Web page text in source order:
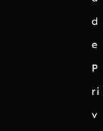
d
e
P
ri
v